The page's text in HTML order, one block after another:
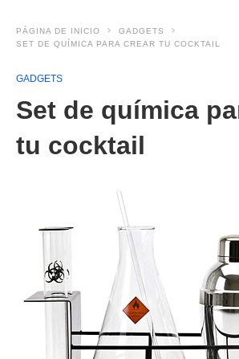
PÁGINA DE INICIO
GADGETS
SET DE QUÍMICA PARA CREAR TU COCKTAIL
GADGETS
Set de química
tu cocktail